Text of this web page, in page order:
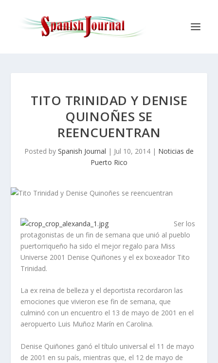
TITO TRINIDAD Y DENISE
QUINOÑES SE
REENCUENTRAN
Posted by Spanish Journal | Jul 10, 2014 | Noticias de
Puerto Rico
Ser los
protagonistas de un fin de semana que unió al pueblo
puertorriqueño ha sido el mejor regalo para Miss
Universe 2001 Denise Quiñones y el ex boxeador Tito
Trinidad.
La ex reina de belleza y el deportista recordaron las
emociones que vivieron ese fin de semana, que
culminó con un encuentro el 13 de mayo de 2001 en el
aeropuerto Luis Muñoz Marín en Carolina.
Denise Quiñones ganó el título universal el 11 de mayo
de 2001 en su país, mientras que, el 12 de mayo de